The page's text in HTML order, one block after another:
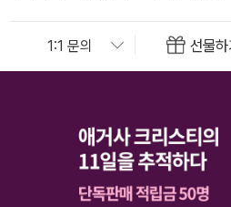
선물하